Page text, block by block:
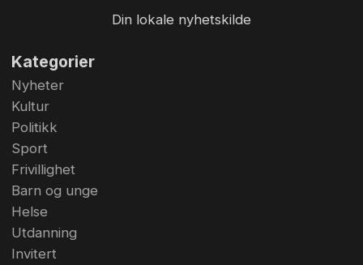
Din lokale nyhetskilde
Kategorier
Nyheter
Kultur
Politikk
Sport
Frivillighet
Barn og unge
Helse
Utdanning
Invitert